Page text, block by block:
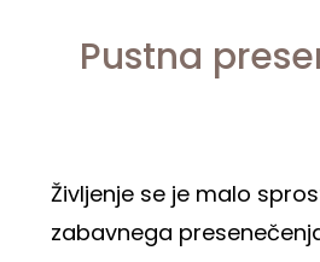
Pustna
Življenje se je malo
zabavnega